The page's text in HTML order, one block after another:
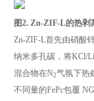
图2. Zn-ZIF-L的热剥
Zn-ZIF-L首先由硝酸
纳米多孔碳，将KCl/
混合物在N2气氛下热
不同量的FePc包覆